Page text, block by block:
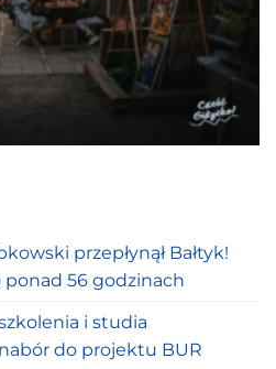
przepłynął Bałtyk!
56 godzinach
i studia
do projektu BUR